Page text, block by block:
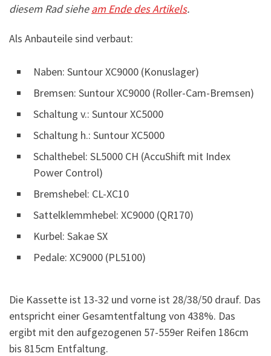
diesem Rad sieheam Ende des Artikels.
Als Anbauteile sind verbaut:
Naben: Suntour XC9000 (Konuslager)
Bremsen: Suntour XC9000 (Roller-Cam-Bremsen)
Schaltung v.: Suntour XC5000
Schaltung h.: Suntour XC5000
Schalthebel: SL5000 CH (AccuShift mit Index
Power Control)
Bremshebel: CL-XC10
Sattelklemmhebel: XC9000 (QR170)
Kurbel: Sakae SX
Pedale: XC9000 (PL5100)
Die Kassette ist 13-32 und vorne ist 28/38/50 drauf. Das
entspricht einer Gesamtentfaltung von 438%. Das
ergibt mit den aufgezogenen 57-559er Reifen 186cm
bis 815cm Entfaltung.